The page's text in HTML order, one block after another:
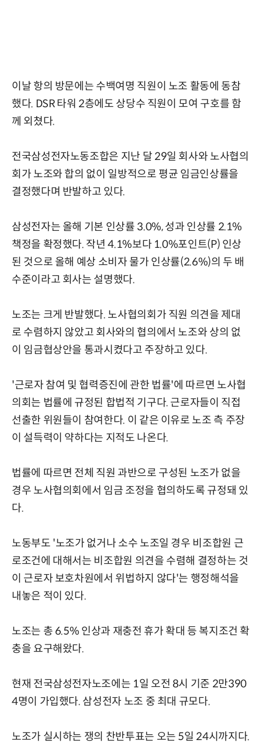
이날 항의 방문에는 수백여명 직원이 노조 활동에 동참
했다. DSR 타워 2층에도 상당수 직원이 모여 구호를 함
께 외쳤다.
전국삼성전자노동조합은 지난 달 29일 회사와 노사협의
회가 노조와 합의 없이 일방적으로 평균 임금인상률을
결정했다며 반발하고 있다.
삼성전자는 올해 기본 인상률 3.0%, 성과 인상률 2.1%
책정을 확정했다. 작년 4.1%보다 1.0%포인트(P) 인상
된 것으로 올해 예상 소비자 물가 인상률(2.6%)의 두 배
수준이라고 회사는 설명했다.
노조는 크게 반발했다. 노사협의회가 직원 의견을 제대
로 수렴하지 않았고 회사와의 협의에서 노조와 상의 없
이 임금협상안을 통과시켰다고 주장하고 있다.
'근로자 참여 및 협력증진에 관한 법률'에 따르면 노사협
의회는 법률에 규정된 합법적 기구다. 근로자들이 직접
선출한 위원들이 참여한다. 이 같은 이유로 노조 측 주장
이 설득력이 약하다는 지적도 나온다.
법률에 따르면 전체 직원 과반으로 구성된 노조가 없을
경우 노사협의회에서 임금 조정을 협의하도록 규정돼 있
다.
노동부도 '노조가 없거나 소수 노조일 경우 비조합원 근
로조건에 대해서는 비조합원 의견을 수렴해 결정하는 것
이 근로자 보호차원에서 위법하지 않다'는 행정해석을
내놓은 적이 있다.
노조는 총 6.5% 인상과 재충전 휴가 확대 등 복지조건 확
충을 요구해왔다.
현재 전국삼성전자노조에는 1일 오전 8시 기준 2만390
4명이 가입했다. 삼성전자 노조 중 최대 규모다.
노조가 실시하는 쟁의 찬반투표는 오는 5일 24시까지다.